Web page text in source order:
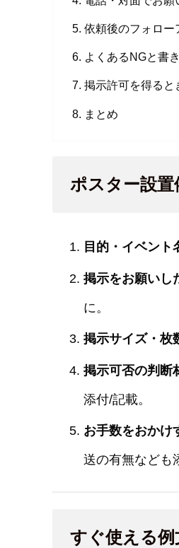
依頼後のフォロー
よくあるNGと書
掲示許可を得ると
まとめ
ポスター設
目的・イベント
掲示をお願いし
に。
掲示サイズ・枚
掲示可否の判断
添付/記載。
お手数をおかけ
送の有無なども
すぐ使える例